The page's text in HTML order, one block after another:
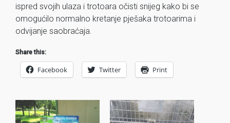
ispred svojih ulaza i trotoara očisti snijeg kako bi se
omogućilo normalno kretanje pješaka trotoarima i
odvijanje saobraćaja.
Share this:
Facebook Twitter Print